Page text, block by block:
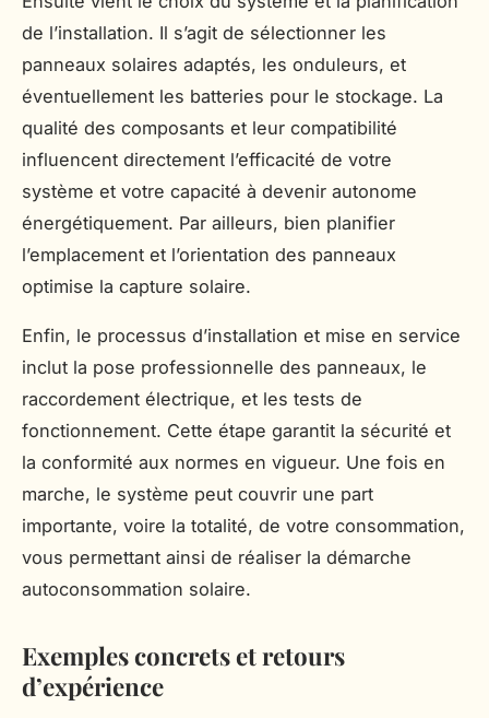
de l’installation. Il s’agit de sélectionner les
panneaux solaires adaptés, les onduleurs, et
éventuellement les batteries pour le stockage. La
qualité des composants et leur compatibilité
influencent directement l’efficacité de votre
système et votre capacité à devenir autonome
énergétiquement. Par ailleurs, bien planifier
l’emplacement et l’orientation des panneaux
optimise la capture solaire.
Enfin, le processus d’installation et mise en service
inclut la pose professionnelle des panneaux, le
raccordement électrique, et les tests de
fonctionnement. Cette étape garantit la sécurité et
la conformité aux normes en vigueur. Une fois en
marche, le système peut couvrir une part
importante, voire la totalité, de votre consommation,
vous permettant ainsi de réaliser la démarche
autoconsommation solaire.
Exemples concrets et retours
d’expérience